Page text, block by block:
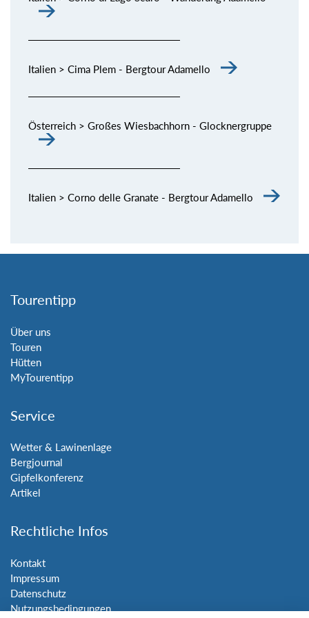
Italien > Cima Plem - Bergtour Adamello
Österreich > Großes Wiesbachhorn - Glocknergruppe
Italien > Corno delle Granate - Bergtour Adamello
Tourentipp
Über uns
Touren
Hütten
MyTourentipp
Service
Wetter & Lawinenlage
Bergjournal
Gipfelkonferenz
Artikel
Rechtliche Infos
Kontakt
Impressum
Datenschutz
Nutzungsbedingungen